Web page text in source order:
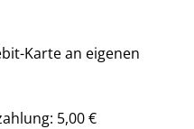
Karte an eigenen
5,00 €